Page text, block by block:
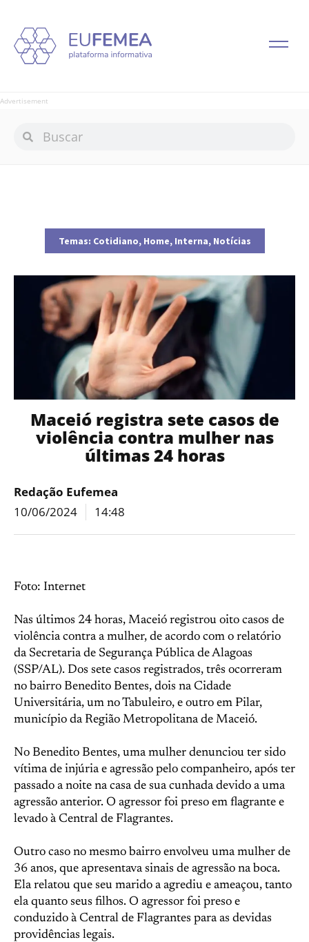
Advertisement
Temas: Cotidiano, Home, Interna, Notícias
Maceió registra sete casos de
violência contra mulher nas
últimas 24 horas
Redação Eufemea
10/06/2024
14:48
Foto: Internet
Nas últimos 24 horas, Maceió registrou oito casos de
violência contra a mulher, de acordo com o relatório
da Secretaria de Segurança Pública de Alagoas
(SSP/AL). Dos sete casos registrados, três ocorreram
no bairro Benedito Bentes, dois na Cidade
Universitária, um no Tabuleiro, e outro em Pilar,
município da Região Metropolitana de Maceió.
No Benedito Bentes, uma mulher denunciou ter sido
vítima de injúria e agressão pelo companheiro, após ter
passado a noite na casa de sua cunhada devido a uma
agressão anterior. O agressor foi preso em flagrante e
levado à Central de Flagrantes.
Outro caso no mesmo bairro envolveu uma mulher de
36 anos, que apresentava sinais de agressão na boca.
Ela relatou que seu marido a agrediu e ameaçou, tanto
ela quanto seus filhos. O agressor foi preso e
conduzido à Central de Flagrantes para as devidas
providências legais.